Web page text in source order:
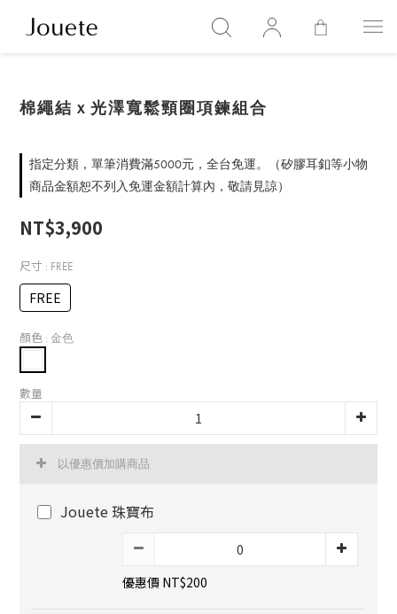
棉繩結ｘ光澤寬鬆頸圈項鍊組合
指定分類，單筆消費滿5000元，全台免運。（矽膠耳釦等小物
商品金額恕不列入免運金額計算內，敬請見諒）
NT$3,900
尺寸 : FREE
FREE
顏色 : 金色
數量
以優惠價加購商品
Jouete 珠寶布
優惠價 NT$200